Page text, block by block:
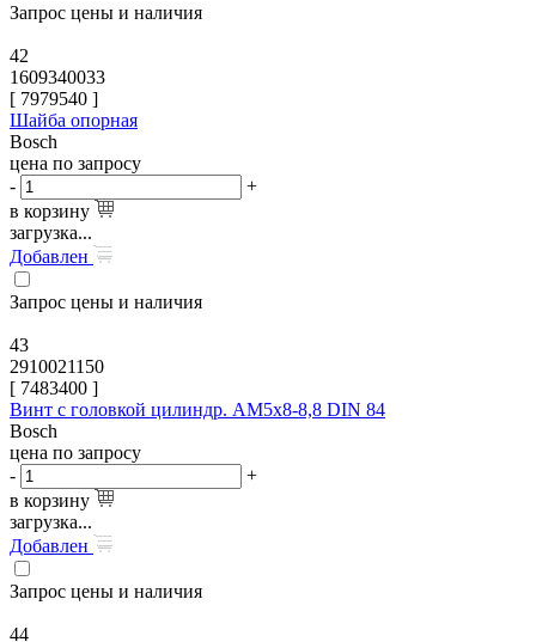
Запрос цены и наличия
42
1609340033
[ 7979540 ]
Шайба опорная
Bosch
цена по запросу
-
+
в корзину
загрузка...
Добавлен
Запрос цены и наличия
43
2910021150
[ 7483400 ]
Винт с головкой цилиндр. AM5x8-8,8 DIN 84
Bosch
цена по запросу
-
+
в корзину
загрузка...
Добавлен
Запрос цены и наличия
44